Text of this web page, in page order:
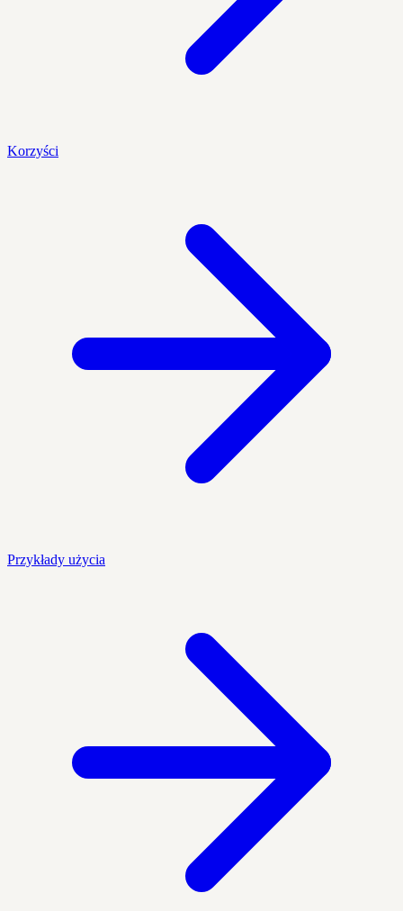
Korzyści
Przykłady użycia